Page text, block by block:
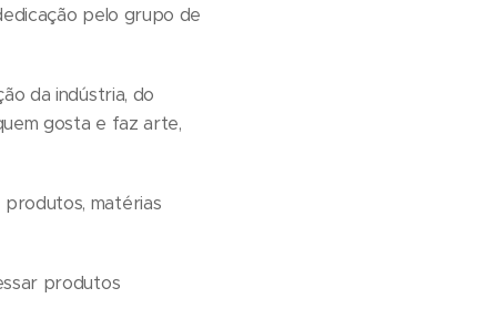
pelo grupo de
da indústria, do
gosta e faz arte,
produtos, matérias
produtos